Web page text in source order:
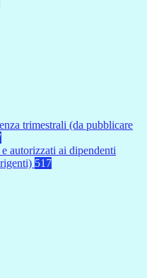
trimestrali (da pubblicare
autorizzati ai dipendenti
517